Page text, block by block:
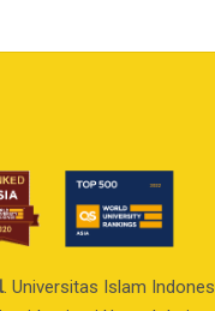
. Universitas Islam